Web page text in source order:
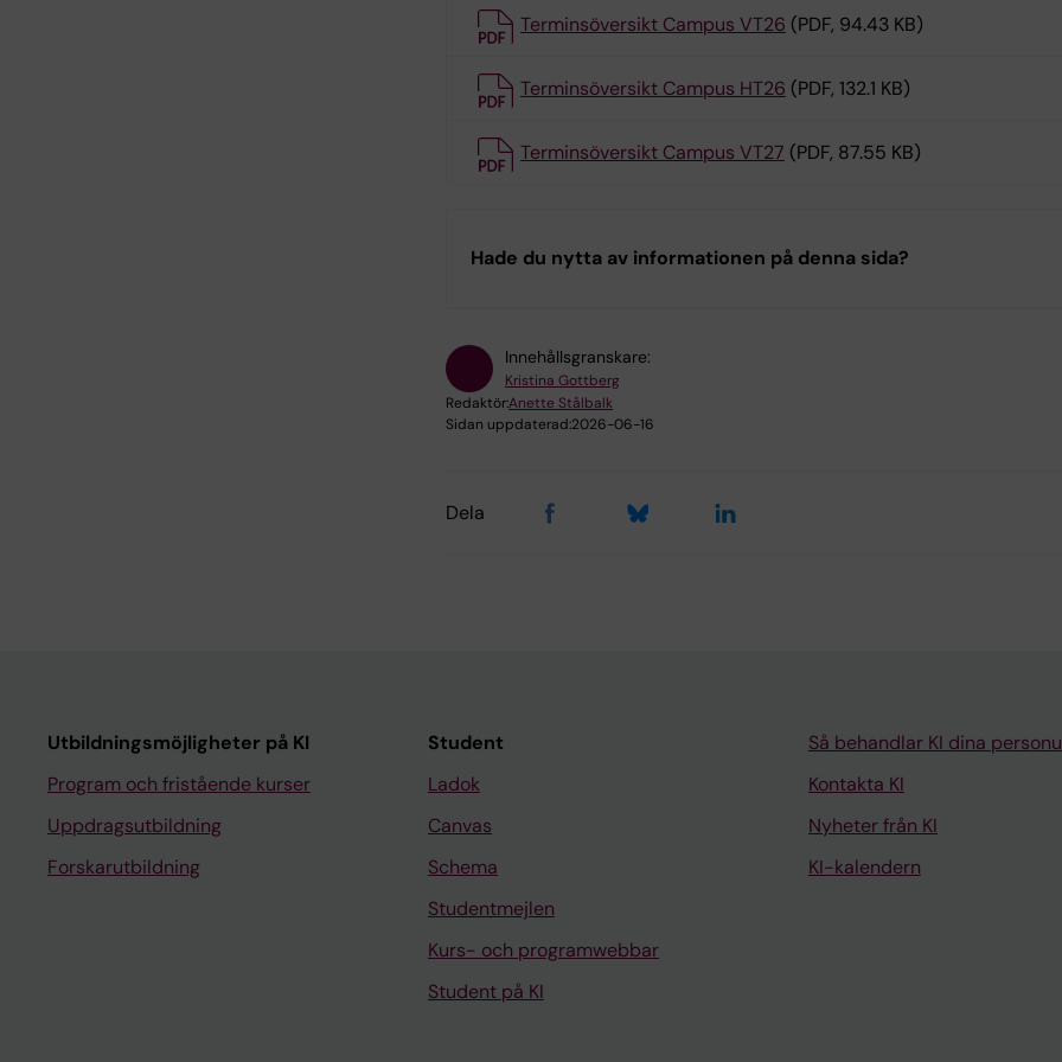
Terminsöversikt Campus VT26 (PDF, 94.43 KB)
Terminsöversikt Campus HT26 (PDF, 132.1 KB)
Terminsöversikt Campus VT27 (PDF, 87.55 KB)
Hade du nytta av informationen på denna sida?
Innehållsgranskare:
Kristina Gottberg
Redaktör:Anette Stålbalk
Sidan uppdaterad:2026-06-16
Dela
Utbildningsmöjligheter på KI
Program och fristående kurser
Uppdragsutbildning
Forskarutbildning
Student
Ladok
Canvas
Schema
Studentmejlen
Kurs- och programwebbar
Student på KI
Så behandlar KI dina
Kontakta KI
Nyheter från KI
KI-kalendern